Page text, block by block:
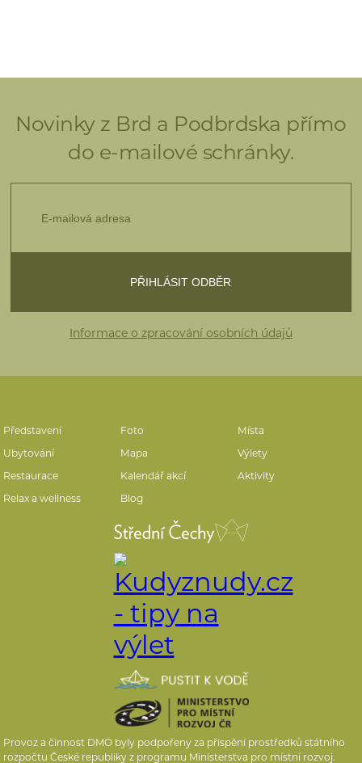
Novinky z Brd a Podbrdska přímo
do e-mailové schránky.
Informace o zpracování osobních údajů
Představení Foto
Místa
Ubytování
Mapa
Výlety
Restaurace
Kalendář akcí
Aktivity
Relax a wellness
Blog
Provoz a činnost DMO byly podpořeny za přispění prostředků státního
rozpočtu České republiky z programu Ministerstva pro místní rozvoj.